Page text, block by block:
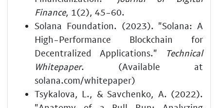
Finance, 1(2), 45-60.
Solana Foundation. (2023). "Solana: A
High-Performance Blockchain for
Decentralized Applications."
Technical
Whitepaper. (Available at
solana.com/whitepaper)
Tsykalova, L., & Savchenko, A. (2022).